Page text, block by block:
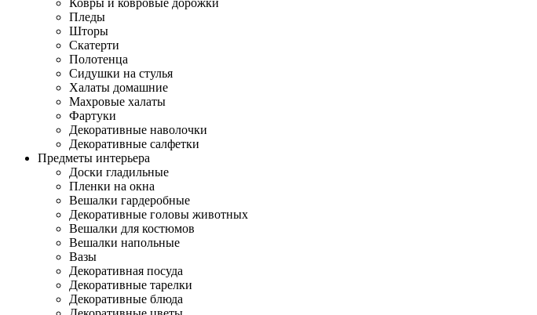
Ковры и ковровые дорожки
Пледы
Шторы
Скатерти
Полотенца
Сидушки на стулья
Халаты домашние
Махровые халаты
Фартуки
Декоративные наволочки
Декоративные салфетки
Предметы интерьера
Доски гладильные
Пленки на окна
Вешалки гардеробные
Декоративные головы животных
Вешалки для костюмов
Вешалки напольные
Вазы
Декоративная посуда
Декоративные тарелки
Декоративные блюда